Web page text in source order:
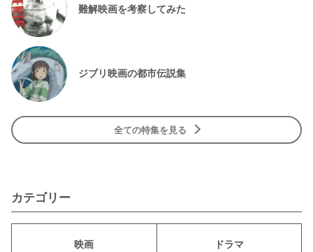
難解映画を考察してみた
ジブリ映画の都市伝説集
全ての特集を見る
カテゴリー
映画 ドラマ